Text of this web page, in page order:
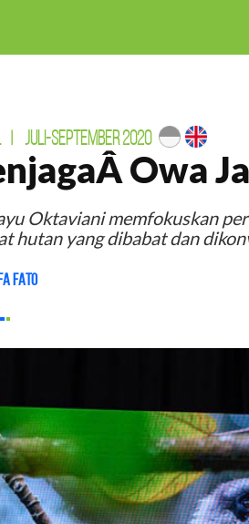
JULI-SEPTEMBER 2020
Owa
Oktaviani memfokuskan
hutan yang dibabat dan
Fato